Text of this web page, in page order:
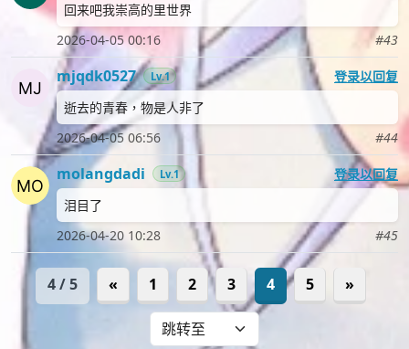
回来吧我崇高的里世界
2026-04-05 00:16
#43
mjqdk0527 Lv.1
登录以回复
逝去的青春，物是人非了
2026-04-05 06:56
#44
molangdadi Lv.1
登录以回复
泪目了
2026-04-20 10:28
#45
4 / 5 « 1 2 3 4 5 »